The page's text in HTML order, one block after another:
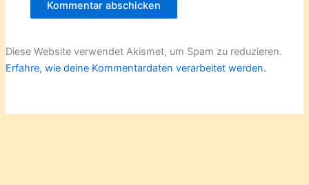
Diese Website verwendet Akismet, um Spam zu reduzieren.
Erfahre, wie deine Kommentardaten verarbeitet werden.